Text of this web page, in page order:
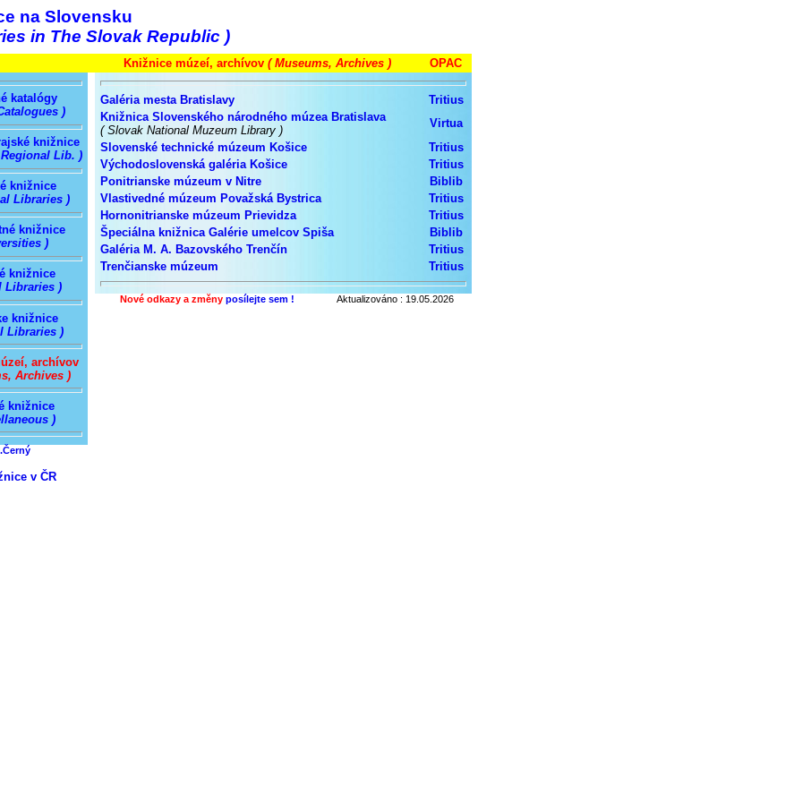
na Slovensku
in The Slovak Republic )
katalógy
)
knižnice
Lib. )
knižnice
Libraries )
knižnice
)
knižnice
Libraries )
knižnice
Libraries )
archívov
Archives )
knižnice
)
v ČR
Knižnice múzeí, archívov ( Museums, Archives ) OPAC
Galéria mesta Bratislavy
Tritius
Knižnica Slovenského národného múzea Bratislava
( Slovak National Muzeum Library )
Virtua
Slovenské technické múzeum Košice
Tritius
Východoslovenská galéria Košice
Tritius
Ponitrianske múzeum v Nitre
Biblib
Vlastivedné múzeum Považská Bystrica
Tritius
Hornonitrianske múzeum Prievidza
Tritius
Špeciálna knižnica Galérie umelcov Spiša
Biblib
Galéria M. A. Bazovského Trenčín
Tritius
Trenčianske múzeum
Tritius
Nové odkazy a změny posílejte sem ! Aktualizováno : 19.05.2026